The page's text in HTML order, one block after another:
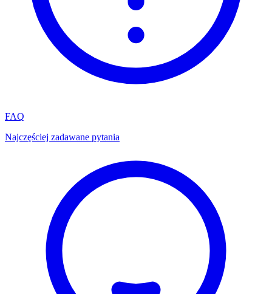
FAQ
Najczęściej zadawane pytania